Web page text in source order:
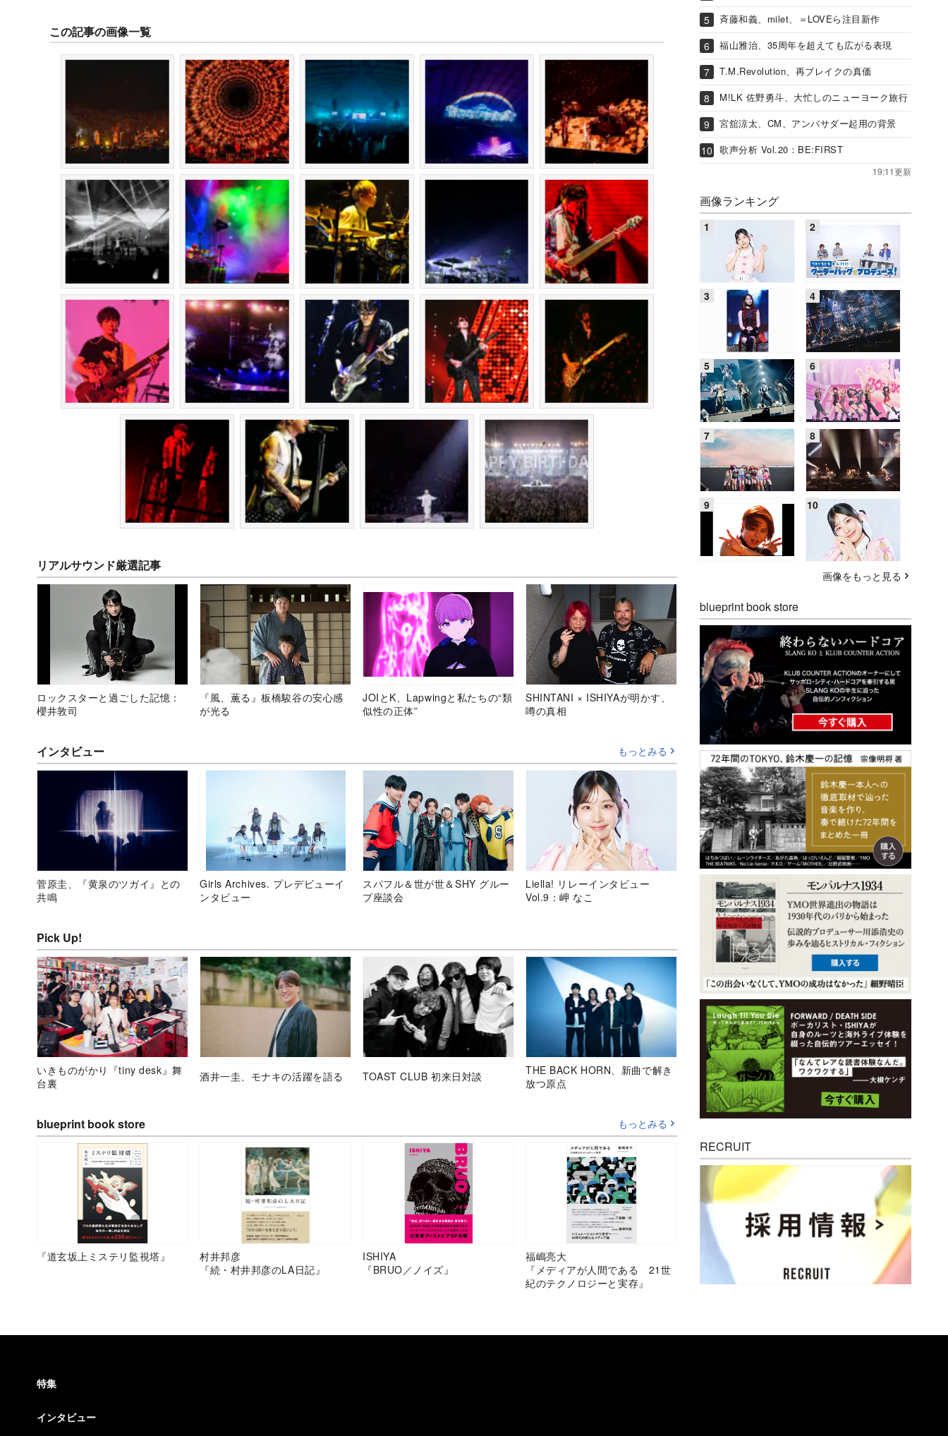
この記事の画像一覧
リアルサウンド厳選記事
ロックスターと過ごした記憶：
櫻井敦司
『風、薫る』板橋駿谷の安心感
が光る
JOIとK、Lapwingと私たちの“類
似性の正体”
SHINTANI × ISHIYAが明かす、
噂の真相
インタビュー もっとみる
菅原圭、『黄泉のツガイ』との
共鳴
Girls Archives. プレデビューイ
ンタビュー
スパフル＆世が世＆SHY グルー
プ座談会
Liella! リレーインタビュー
Vol.9：岬 なこ
Pick Up!
いきものがかり『tiny desk』舞
台裏
酒井一圭、モナキの活躍を語る TOAST CLUB 初来日対談
THE BACK HORN、新曲で解き
放つ原点
blueprint book store もっとみる
『道玄坂上ミステリ監視塔』
村井邦彦
『続・村井邦彦のLA日記』
ISHIYA
『BRUO／ノイズ』
福嶋亮大
『メディアが人間である 21世
紀のテクノロジーと実存』
斉藤和義、milet、＝LOVEら注目新作
福山雅治、35周年を超えても広がる表現
T.M.Revolution、再ブレイクの真価
M!LK 佐野勇斗、大忙しのニューヨーク旅行
宮舘涼太、CM、アンバサダー起用の背景
歌声分析 Vol.20：BE:FIRST
19:11更新
画像ランキング
画像をもっと見る
blueprint book store
RECRUIT
特集
インタビュー